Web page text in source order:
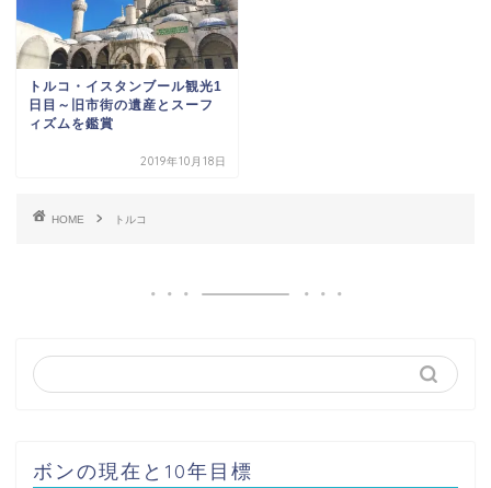
トルコ・イスタンブール観光1
日目～旧市街の遺産とスーフ
ィズムを鑑賞
2019年10月18日
HOME トルコ
ボンの現在と10年目標